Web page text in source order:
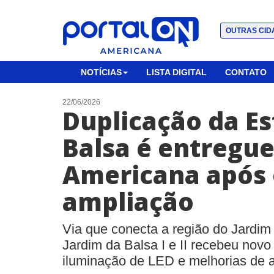
OUTRAS
NOTÍCIAS LISTA DIGITAL CONTATO
22/06/2026
Duplicação da
Balsa é
Americana após
ampliação
Via que conecta a região do
Jardim da Balsa I e II recebeu
iluminação de LED e melhorias de